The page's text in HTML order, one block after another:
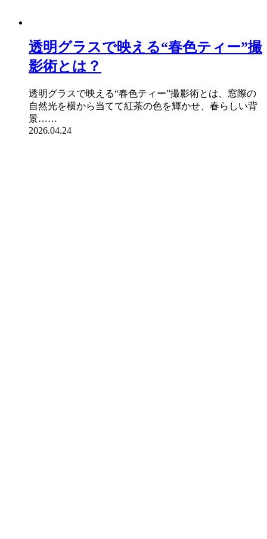
透明グラスで映える“春色ティー”撮
影術とは？
透明グラスで映える“春色ティー”撮影術とは、窓際の
自然光を横から当てて紅茶の色を輝かせ、春らしい背
景……
2026.04.24